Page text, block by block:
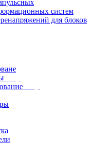
систем
для блоков